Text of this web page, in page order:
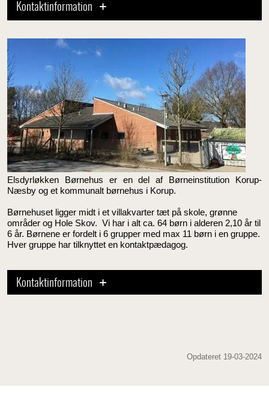
Kontaktinformation
Elsdyrløkken Børnehus er en del af Børneinstitution Korup-
Næsby og et kommunalt børnehus i Korup.
Børnehuset ligger midt i et villakvarter tæt på skole, grønne
områder og Hole Skov. Vi har i alt ca. 64 børn i alderen 2,10 år til
6 år. Børnene er fordelt i 6 grupper med max 11 børn i en gruppe.
Hver gruppe har tilknyttet en kontaktpædagog.
Kontaktinformation
Opdateret 19-03-2024